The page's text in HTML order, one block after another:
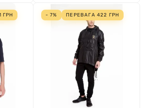
ГРН - 7% ПЕРЕВАГА422 ГРН